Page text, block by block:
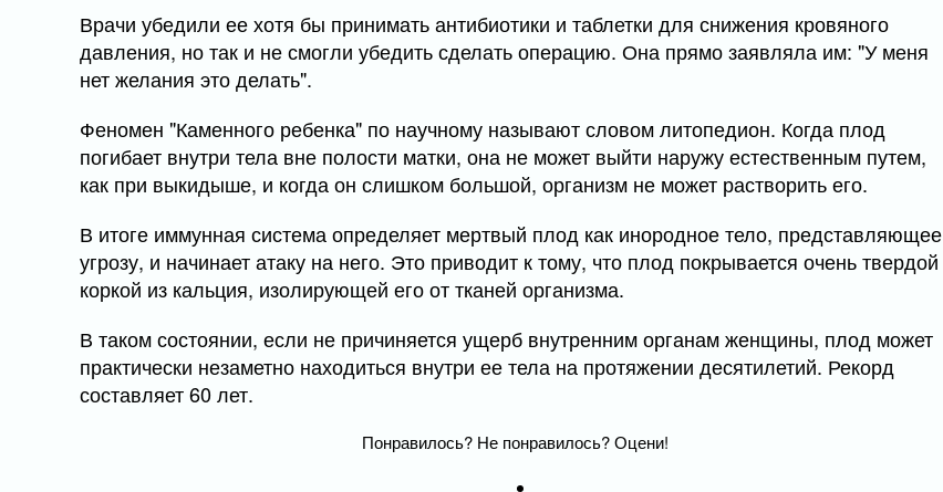
Врачи убедили ее хотя бы принимать антибиотики и таблетки для снижения кровяного
давления, но так и не смогли убедить сделать операцию. Она прямо заявляла им: "У меня
нет желания это делать".
Феномен "Каменного ребенка" по научному называют словом литопедион. Когда плод
погибает внутри тела вне полости матки, она не может выйти наружу естественным путем,
как при выкидыше, и когда он слишком большой, организм не может растворить его.
В итоге иммунная система определяет мертвый плод как инородное тело, представляющее
угрозу, и начинает атаку на него. Это приводит к тому, что плод покрывается очень твердой
коркой из кальция, изолирующей его от тканей организма.
В таком состоянии, если не причиняется ущерб внутренним органам женщины, плод может
практически незаметно находиться внутри ее тела на протяжении десятилетий. Рекорд
составляет 60 лет.
Понравилось? Не понравилось? Оцени!